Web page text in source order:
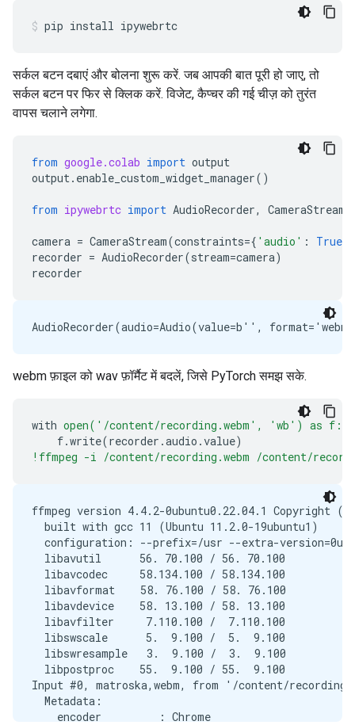
pip install ipywebrtc
सर्कल बटन दबाएं और बोलना शुरू करें. जब आपकी बात पूरी हो जाए, तो
सर्कल बटन पर फिर से क्लिक करें. विजेट, कैप्चर की गई चीज़ को तुरंत
वापस चलाने लगेगा.
from google.colab import output
output. enable_custom_widget_manager()
from ipywebrtc import AudioRecorder, CameraStream
camera = CameraStream(constraints={ 'audio' : True
recorder = AudioRecorder(stream=camera)
recorder
webm फ़ाइल को wav फ़ॉर्मैट में बदलें, जिसे PyTorch समझ सके.
with open('/content/recording.webm', 'wb') as f:
f.write(recorder .audio .value)
!ffmpeg -i /content/recording.webm /content/
ffmpeg version 4.4.2-0ubuntu0.22.04.1 Copyright (c)
  built with gcc 11 (Ubuntu 11.2.0-19ubuntu1)
configuration: --prefix=/usr --extra-
  libavutil      56. 70.100 / 56. 70.100
  libavcodec     58.134.100 / 58.134.100
  libavformat    58. 76.100 / 58. 76.100
  libavdevice    58. 13.100 / 58. 13.100
  libavfilter     7.110.100 /  7.110.100
  libswscale      5.  9.100 /  5.  9.100
  libswresample   3.  9.100 /  3.  9.100
  libpostproc    55.  9.100 / 55.  9.100
Input #0, matroska,webm, from '/content/
  Metadata:
    encoder         : Chrome